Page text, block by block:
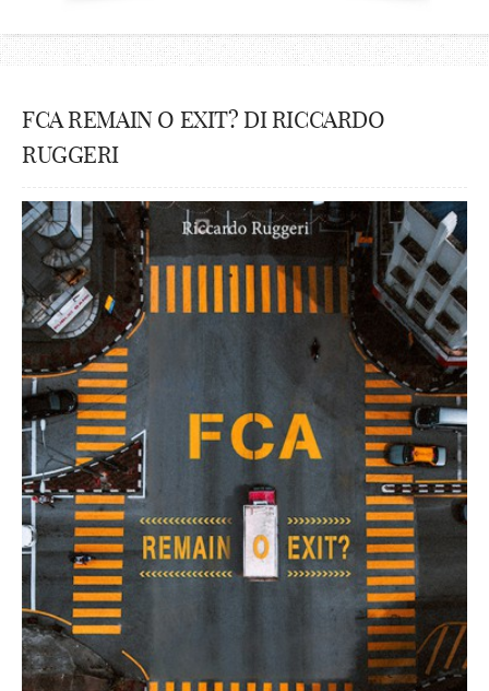
FCA REMAIN O EXIT? DI RICCARDO
RUGGERI